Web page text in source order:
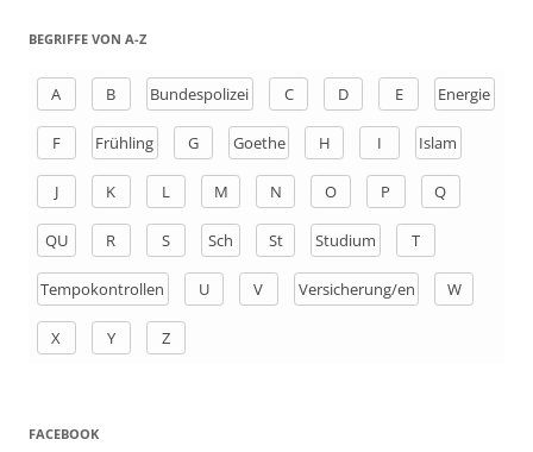
h
BEGRIFFE VON A-Z
A B Bundespolizei C D E Energie
F Frühling G Goethe H I Islam
J K L M N O P Q
QU R S Sch St Studium T
Tempokontrollen U V Versicherung/en W
X Y Z
FACEBOOK